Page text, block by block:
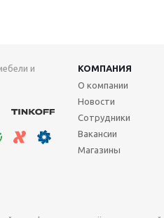
и
КОМПАНИЯ
О компании
Новости
Сотрудники
Вакансии
Магазины